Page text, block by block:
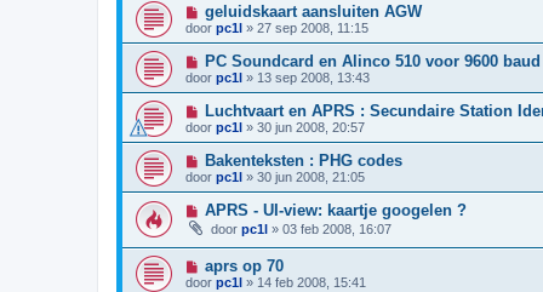
geluidskaart aansluiten AGW
door pc1l » 27 sep 2008, 11:15
PC Soundcard en Alinco 510 voor 9600
door pc1l » 13 sep 2008, 13:43
Luchtvaart en APRS : Secundaire Station
door pc1l » 30 jun 2008, 20:57
Bakenteksten : PHG codes
door pc1l » 30 jun 2008, 21:05
APRS - UI-view: kaartje googelen ?
door pc1l » 03 feb 2008, 16:07
aprs op 70
door pc1l » 14 feb 2008, 15:41